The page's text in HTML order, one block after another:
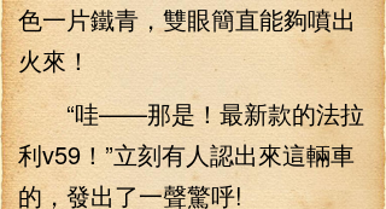
色一片鐵青，雙眼簡直能夠噴出
火來！
“哇——那是！最新款的法拉
利v59！”立刻有人認出來這輛車
的，發出了一聲驚呼!